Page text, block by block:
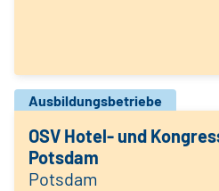
Ausbildungsbetriebe
OSV Hotel- und
Potsdam
Potsdam